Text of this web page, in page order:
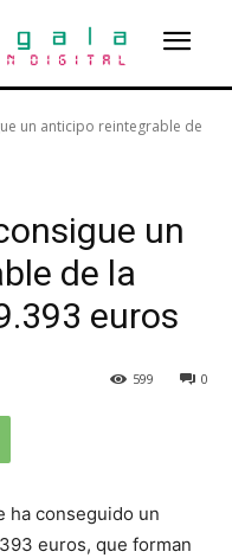
un anticipo reintegrable de
un
de la
euros
0
599
ha conseguido un
euros, que forman